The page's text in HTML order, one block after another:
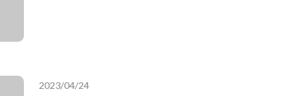
2023/04/24